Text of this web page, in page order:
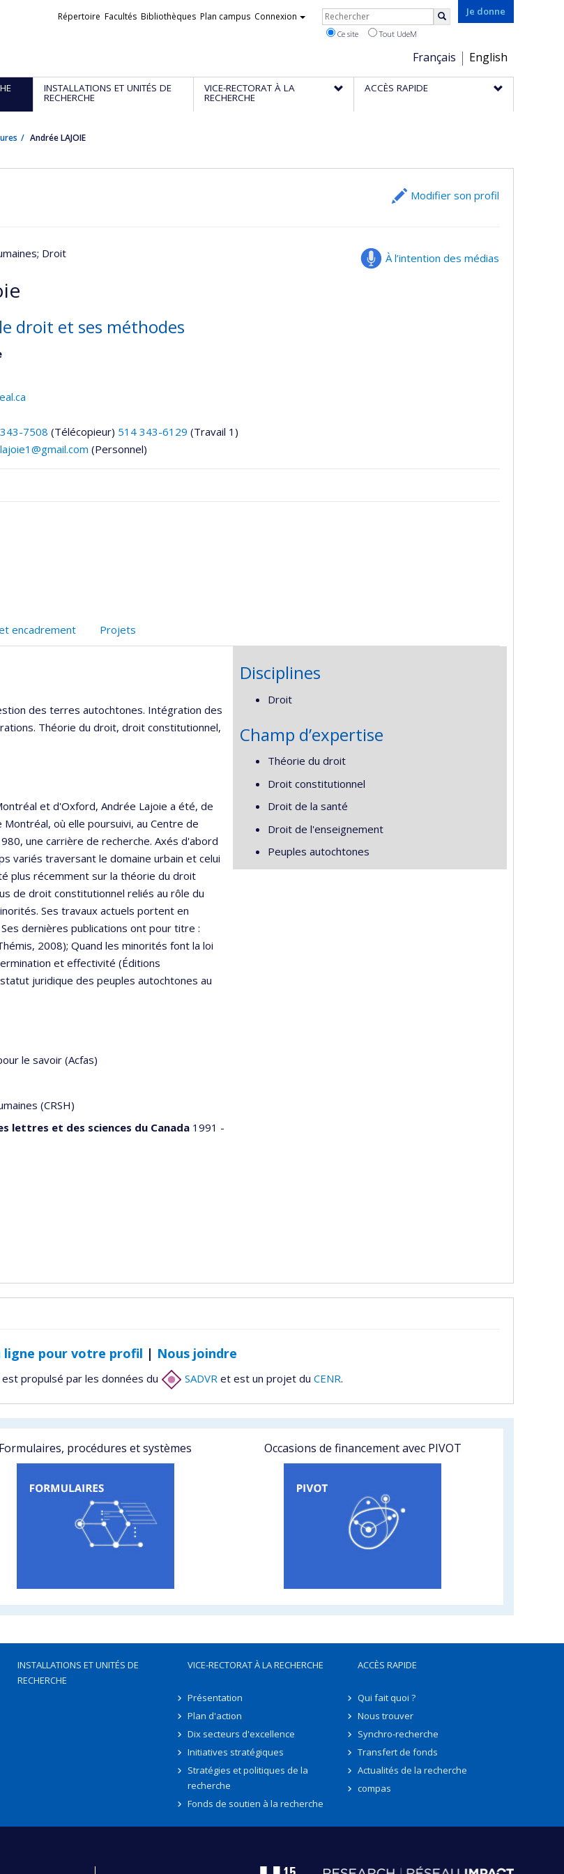
Je donne
Choix
de
la
Français English
Liens
Répertoire Facultés Bibliothèques Plan campus Connexion Rechercher
Ce site Tout UdeM
INSTALLATIONS ET UNITÉS DE
RECHERCHE
VICE-RECTORAT À LA
RECHERCHE
ACCÈS RAPIDE
Andrée LAJOIE
Modifier son profil
À l’intention des médias
; Droit
droit et ses méthodes
7508 (Télécopieur) 514 343-6129 (Travail 1)
(Personnel)
encadrement Projets
des terres autochtones. Intégration des
Théorie du droit, droit constitutionnel,
et d'Oxford, Andrée Lajoie a été, de
où elle poursuivi, au Centre de
une carrière de recherche. Axés d'abord
variés traversant le domaine urbain et celui
plus récemment sur la théorie du droit
de droit constitutionnel reliés au rôle du
Ses travaux actuels portent en
dernières publications ont pour titre :
2008); Quand les minorités font la loi
et effectivité (Éditions
juridique des peuples autochtones au
le savoir (Acfas)
(CRSH)
lettres et des sciences du Canada 1991 -
Disciplines
Droit
Champ d’expertise
Théorie du droit
Droit constitutionnel
Droit de la santé
Droit de l'enseignement
Peuples autochtones
ligne pour votre profil | Nous joindre
propulsé par les données du SADVR et est un projet du CENR.
Formulaires, procédures et systèmes Occasions de financement avec PIVOT
INSTALLATIONS ET UNITÉS DE
RECHERCHE
VICE-RECTORAT À LA RECHERCHE
Présentation
Plan d'action
Dix secteurs d'excellence
Initiatives stratégiques
Stratégies et politiques de la
recherche
Fonds de soutien à la recherche
ACCÈS RAPIDE
Qui fait quoi ?
Nous trouver
Synchro-recherche
Transfert de fonds
Actualités de la recherche
compas